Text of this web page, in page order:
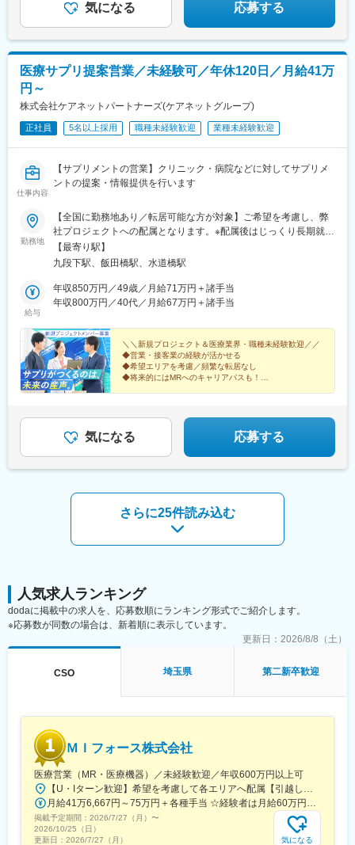
がん」と「固形がん」の2つのコースが展開されています。
気になる 応募する
医療サプリ提案営業／未経験可／年休120日／月給41万
円～
株式会社ケアネットパートナーズ(ケアネットグループ)
正社員 5名以上採用 職種未経験歓迎 業種未経験歓迎
仕事内容
【サプリメントの営業】クリニック・病院などに対してサプリメ
ントの提案・情報提供を行います
勤務地
【全国に勤務地あり／転居可能な方が対象】ご希望を考慮し、弊
社プロジェクトへの配属となります。※配属後はじっくり長期就業
（目安3～4年）。頻繁に転居することはありません。※ご本人が
「働ける」と挙げたエリア内でのみ調整するため、希望外への異
引っ越しの不安を感じている方もご安心ください。転居にまつわ
る費用は規定内で全額会社負担です。（例）・引っ越し費用・物
でのスタートを、会社がしっかりバックアップします！※受動喫煙
対策：屋内全面禁煙
【最寄り駅】
九段下駅、飯田橋駅、水道橋駅
給与
年収850万円／49歳／月給71万円＋諸手当
年収800万円／40代／月給67万円＋諸手当
＼＼新規プロジェクト＆医療業界・職種未経験歓迎／／
◆営業・接客業の経験が活かせる
◆希望エリアを考慮／頻繁な転居なし
◆将来的にはMRへのキャリアパスも！
気になる 応募する
さらに25件読み込む
人気求人ランキング
dodaに掲載中の求人を、応募数順にランキング形式でご紹介します。
※応募数が同数の場合は、新着順に表示しています。
更新日： 2026/8/8（土）
CSO 埼玉県 第二新卒歓迎
ＭＩフォース株式会社
医療営業（MR・医療機器）／未経験歓迎／年収600万円以上可
【U・Iターン歓迎】希望を考慮して各エリアへ配属【引越し代は会社全額負担】■本社 東京都中央区築地1-13-1 銀座松竹スクエア9F■勤務エリア：（1）北海道：北海道（2）東北：青森・秋田・岩手・山形・宮城・福島（3）関東：東京・神奈川・千葉・埼玉・茨城・栃木・群馬（4）甲信越：新潟・長野・山梨（5）東海：愛知・岐阜・三重・静岡（6）北陸：富山・石川・福井（7）近畿：大阪・京都・滋賀・奈良・和歌山・兵庫（8）中国：岡山・広島・山口・島根・鳥取（9）四国：香川・徳島・高知・愛媛（10）九州：福岡・大分・宮崎・鹿児島・熊本・佐賀・長崎・沖縄※勤務地限定～全国転勤（規定あり）の選択可能※配属エリアは希望を考慮して決定いたします。希望範囲外への転勤はありません。※変更の範囲：会社の定める事業所（リモートワーク含む）
月給41万6,667円～75万円＋各種手当 ☆経験者は月給60万円以上！・・・・・・■未経験者：月給41万6,667円～＋各種手当※上記には固定残業代（7万9,114円～／30時間分）を含みます。※超過分は別途全額支給いたします。◎手当を含めれば初年度から年収600万円以上も可能！・・・・・・■経験者：月給60万円～75万円＋各種手当※上記には固定残業代（11万760円～／30時間分）を含みます。※超過分は別途全額支給いたします。＜年収例＞◎初年度年収は700万円以上！◎最大年収900万円以上も目指せる♪・・・・・・＼社員の年収例／ 800万円／36歳（入社3年） 860万円／42歳（入社4年） 920万円／45歳（入社6年） ※諸手当含む
掲載予定期間： 2026/7/27（月） 〜
2026/10/25（日）
更新日： 2026/7/27（月） 気になる